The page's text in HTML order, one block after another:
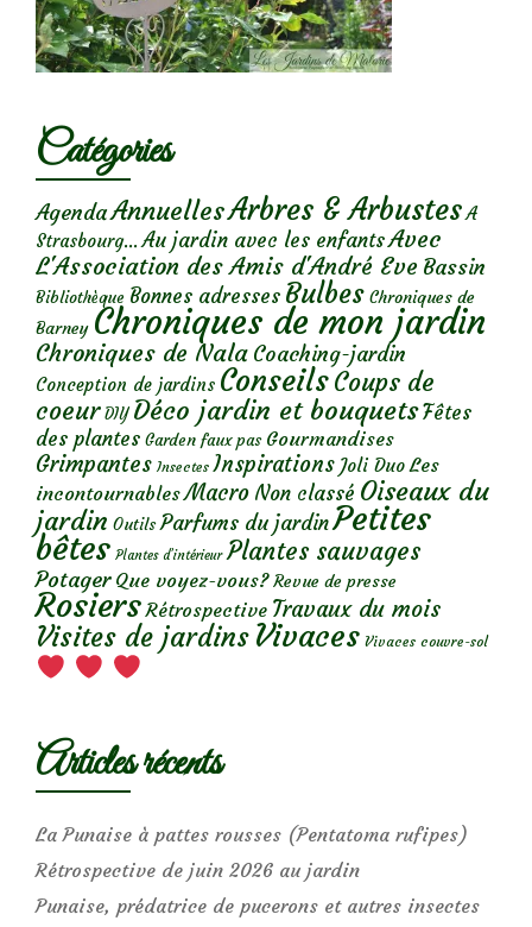
Catégories
AgendaAnnuellesArbres & Arbustes A
Strasbourg... Au jardin avec les enfantsAvec
L'Association des Amis d'André Eve Bassin
Bibliothèque Bonnes adresses Bulbes Chroniques de
Barney Chroniques de mon jardin
Chroniques de Nala Coaching-jardin
Conception de jardins ConseilsCoups de
coeur DIY Déco jardin et bouquetsFêtes
des plantes Garden faux pas Gourmandises
Grimpantes Insectes Inspirations Joli Duo Les
incontournables Macro Non classé Oiseaux du
jardin Outils Parfums du jardinPetites
bêtes Plantes d’intérieur Plantes sauvages
Potager Que voyez-vous? Revue de presse
Rosiers Rétrospective Travaux du mois
Visites de jardins Vivaces Vivaces couvre-sol
Articles récents
La Punaise à pattes rousses (Pentatoma rufipes)
Rétrospective de juin 2026 au jardin
Punaise, prédatrice de pucerons et autres insectes